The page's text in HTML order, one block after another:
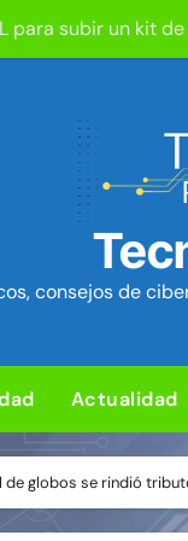
en el kernel de
Security
en cPanel
para sorprender
ciberataques que
hardware de
consejos de
Actualidad
de globos se rindió